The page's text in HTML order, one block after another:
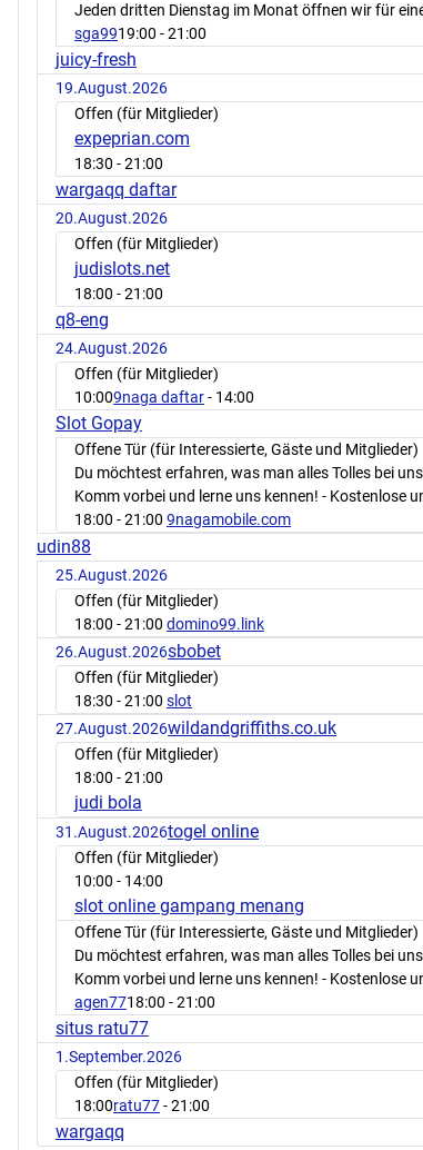
Jeden dritten Dienstag im Monat öffnen wir für
sga9919:00 - 21:00
juicy-fresh
19.August.2026
Offen (für Mitglieder)
expeprian.com
18:30 - 21:00
wargaqq daftar
20.August.2026
Offen (für Mitglieder)
judislots.net
18:00 - 21:00
q8-eng
24.August.2026
Offen (für Mitglieder)
10:009naga daftar- 14:00
Slot Gopay
Offene Tür (für Interessierte, Gäste und Mitglieder)
Du möchtest erfahren, was man alles Tolles bei
Komm vorbei und lerne uns kennen! - Kostenlose
18:00 - 21:00 9nagamobile.com
udin88
25.August.2026
Offen (für Mitglieder)
18:00 - 21:00 domino99.link
26.August.2026sbobet
Offen (für Mitglieder)
18:30 - 21:00 slot
27.August.2026wildandgriffiths.co.uk
Offen (für Mitglieder)
18:00 - 21:00
judi bola
31.August.2026togel online
Offen (für Mitglieder)
10:00 - 14:00
slot online gampang menang
Offene Tür (für Interessierte, Gäste und Mitglieder)
Du möchtest erfahren, was man alles Tolles bei
Komm vorbei und lerne uns kennen! - Kostenlose
agen7718:00 - 21:00
situs ratu77
1.September.2026
Offen (für Mitglieder)
18:00ratu77- 21:00
wargaqq